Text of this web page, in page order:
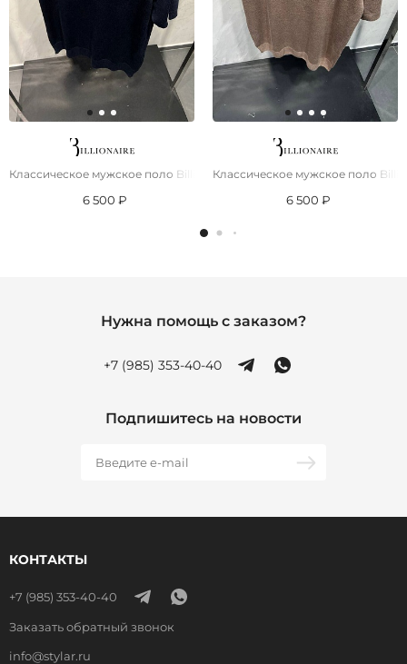
Классическое мужское поло Billionaire тёмно-синего цвета
6 500 ₽
Классическое мужское поло
6 500 ₽
Нужна помощь с заказом?
+7 (985) 353-40-40
Подпишитесь на новости
КОНТАКТЫ
+7 (985) 353-40-40
Заказать обратный звонок
info@stylar.ru